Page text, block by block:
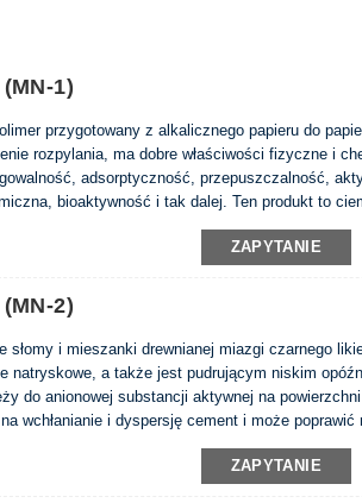
1)
przygotowany z alkalicznego papieru do
rozpylania, ma dobre właściwości fizyczne i
adsorptyczność, przepuszczalność,
bioaktywność i tak dalej. Ten produkt to
ZAPYTANIE
2)
słomy i mieszanki drewnianej miazgi czarnego
natryskowe, a także jest pudrującym niskim
do anionowej substancji aktywnej na
wchłanianie i dyspersję cement i może
ZAPYTANIE